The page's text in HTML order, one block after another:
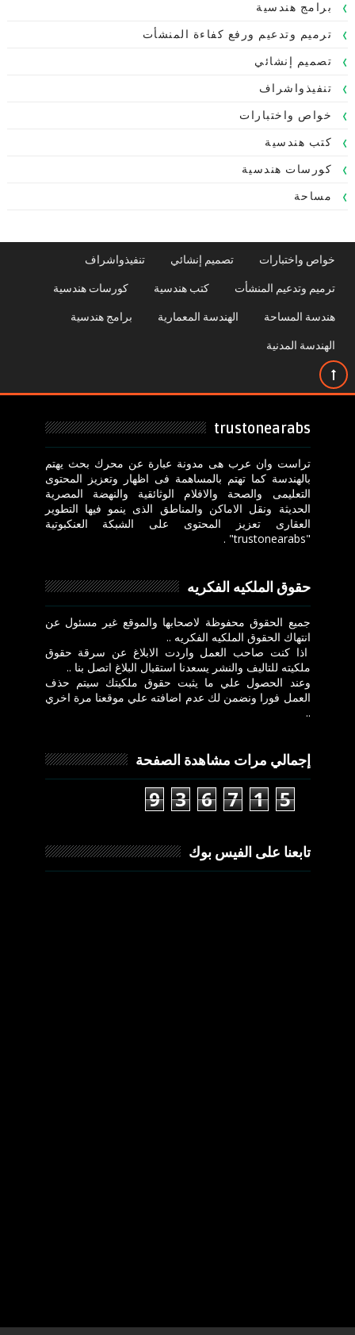
برامج هندسية
ترميم وتدعيم ورفع كفاءة المنشأت
تصميم إنشائي
تنفيذواشراف
خواص واختبارات
كتب هندسية
كورسات هندسية
مساحة
خواص واختبارات تصميم إنشائي تنفيذواشراف
ترميم وتدعيم المنشأت كتب هندسية كورسات هندسية
هندسة المساحة الهندسة المعمارية برامج هندسية
الهندسة المدنية
trustonearabs
تراست وان عرب هى مدونة عبارة عن محرك بحث يهتم
بالهندسة كما تهتم بالمساهمة فى اظهار وتعزيز المحتوى
التعليمى والصحة والافلام الوثائقية والنهضة المصرية
الحديثة ونقل الاماكن والمناطق الذى ينمو فيها التطوير
العقارى تعزيز المحتوى على الشبكة العنكبوتية
"trustonearabs" .
حقوق الملكيه الفكريه
جميع الحقوق محفوظة لاصحابها والموقع غير مسئول عن
انتهاك الحقوق الملكيه الفكريه ..
اذا كنت صاحب العمل واردت الابلاغ عن سرقة حقوق
ملكيته للتاليف والنشر يسعدنا استقبال البلاغ اتصل بنا ..
وعند الحصول علي ما يثبت حقوق ملكيتك سيتم حذف
العمل فورا ونضمن لك عدم اضافته علي موقعنا مرة اخري
..
إجمالي مرات مشاهدة الصفحة
9 3 6 7 1 5
تابعنا على الفيس بوك